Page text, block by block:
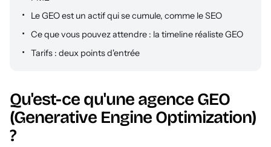
Le GEO est un actif qui se cumule, comme le SEO
Ce que vous pouvez attendre : la timeline réaliste GEO
Tarifs : deux points d'entrée
Qu'est-ce qu'une agence GEO
(Generative Engine Optimization)
?